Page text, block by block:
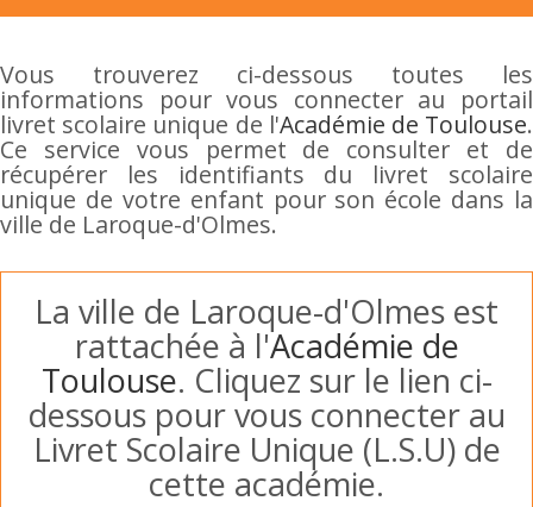
Vous trouverez ci-dessous toutes les
informations pour vous connecter au portail
livret scolaire unique de l'Académie de Toulouse.
Ce service vous permet de consulter et de
récupérer les identifiants du livret scolaire
unique de votre enfant pour son école dans la
ville de Laroque-d'Olmes.
La ville de Laroque-d'Olmes est
rattachée à l'Académie de
Toulouse. Cliquez sur le lien ci-
dessous pour vous connecter au
Livret Scolaire Unique (L.S.U) de
cette académie.